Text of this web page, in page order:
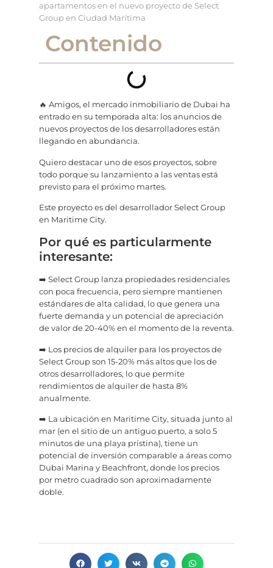
apartamentos en el nuevo proyecto de Select
Group en Ciudad Marítima
Contenido
🔥 Amigos, el mercado inmobiliario de Dubai ha
entrado en su temporada alta: los anuncios de
nuevos proyectos de los desarrolladores están
llegando en abundancia.
Quiero destacar uno de esos proyectos, sobre
todo porque su lanzamiento a las ventas está
previsto para el próximo martes.
Este proyecto es del desarrollador Select Group
en Maritime City.
Por qué es particularmente
interesante:
➡️ Select Group lanza propiedades residenciales
con poca frecuencia, pero siempre mantienen
estándares de alta calidad, lo que genera una
fuerte demanda y un potencial de apreciación
de valor de 20-40% en el momento de la reventa.
➡️ Los precios de alquiler para los proyectos de
Select Group son 15-20% más altos que los de
otros desarrolladores, lo que permite
rendimientos de alquiler de hasta 8%
anualmente.
➡️ La ubicación en Maritime City, situada junto al
mar (en el sitio de un antiguo puerto, a solo 5
minutos de una playa prístina), tiene un
potencial de inversión comparable a áreas como
Dubai Marina y Beachfront, donde los precios
por metro cuadrado son aproximadamente
doble.